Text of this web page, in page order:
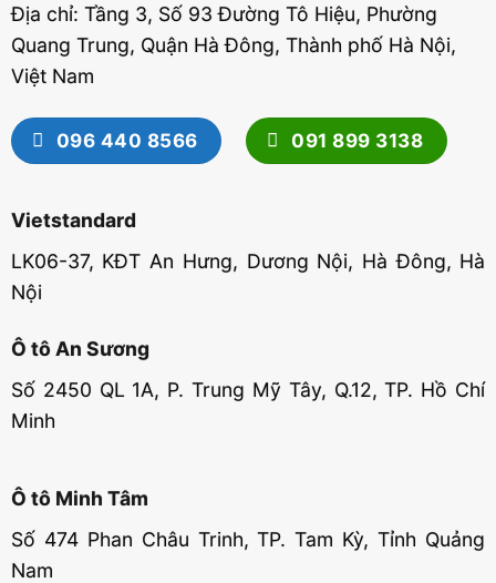
Địa chỉ: Tầng 3, Số 93 Đường Tô Hiệu, Phường
Quang Trung, Quận Hà Đông, Thành phố Hà Nội,
Việt Nam
096 440 8566 091 899 3138
Vietstandard
LK06-37, KĐT An Hưng, Dương Nội, Hà Đông, Hà
Nội
Ô tô An Sương
Số 2450 QL 1A, P. Trung Mỹ Tây, Q.12, TP. Hồ Chí
Minh
Ô tô Minh Tâm
Số 474 Phan Châu Trinh, TP. Tam Kỳ, Tỉnh Quảng
Nam